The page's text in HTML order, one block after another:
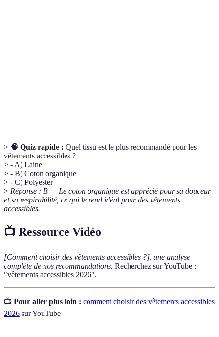
> 🧠 Quiz rapide : Quel tissu est le plus recommandé pour les
vêtements accessibles ?
> - A) Laine
> - B) Coton organique
> - C) Polyester
> Réponse : B — Le coton organique est apprécié pour sa douceur
et sa respirabilité, ce qui le rend idéal pour des vêtements
accessibles.
📺 Ressource Vidéo
[Comment choisir des vêtements accessibles ?], une analyse
complète de nos recommandations. Recherchez sur YouTube :
"vêtements accessibles 2026".
📺 Pour aller plus loin : comment choisir des vêtements accessibles
2026 sur YouTube